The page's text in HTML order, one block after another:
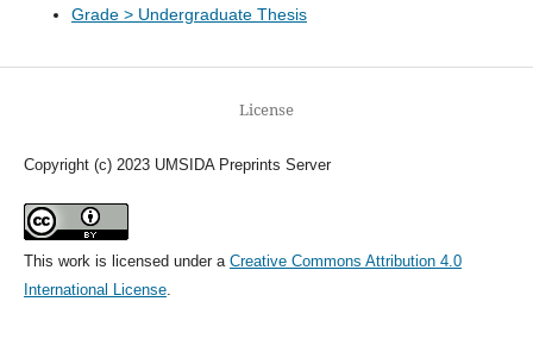
Grade > Undergraduate Thesis
License
Copyright (c) 2023 UMSIDA Preprints Server
This work is licensed under a Creative Commons Attribution 4.0
International License.